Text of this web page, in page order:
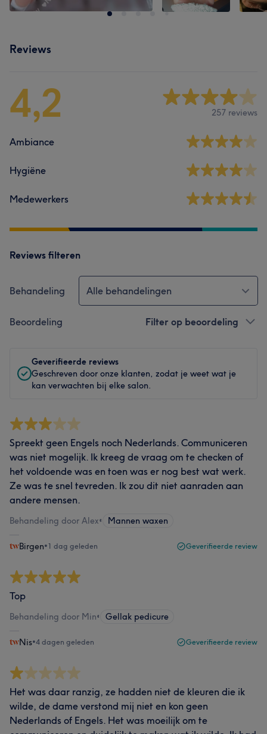
Reviews
4,2 257 reviews
Ambiance
Hygiëne
Medewerkers
Reviews filteren
Behandeling Alle behandelingen
Beoordeling Filter op beoordeling
Geverifieerde reviews
Geschreven door onze klanten, zodat je weet wat je
kan verwachten bij elke salon.
Spreekt geen Engels noch Nederlands. Communiceren
was niet mogelijk. Ik kreeg de vraag om te checken of
het voldoende was en toen was er nog best wat werk.
Ze was te snel tevreden. Ik zou dit niet aanraden aan
andere mensen.
Behandeling door Alex• Mannen waxen
Birgen•1 dag geleden Geverifieerde review
Top
Behandeling door Min• Gellak pedicure
Nis•4 dagen geleden Geverifieerde review
Het was daar ranzig, ze hadden niet de kleuren die ik
wilde, de dame verstond mij niet en kon geen
Nederlands of Engels. Het was moeilijk om te